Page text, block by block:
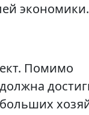
экономики.
Помимо
должна